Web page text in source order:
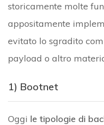
storicamente molte
appositamente
evitato lo sgradito
payload o altro
1) Bootnet
Oggi le tipologie di